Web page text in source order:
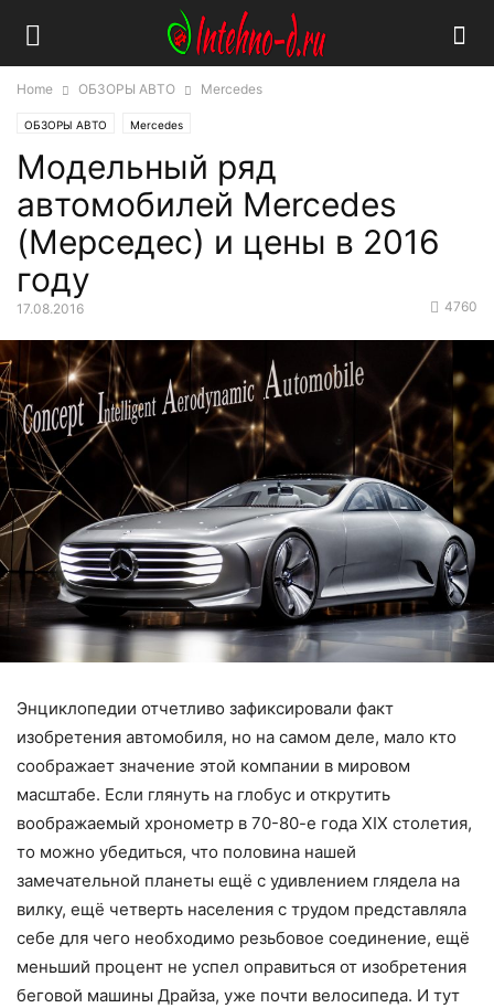
Home ОБЗОРЫ АВТО Mercedes
ОБЗОРЫ АВТО Mercedes
Модельный ряд
автомобилей Mercedes
(Мерседес) и цены в 2016
году
17.08.2016 4760
Энциклопедии отчетливо зафиксировали факт
изобретения автомобиля, но на самом деле, мало кто
соображает значение этой компании в мировом
масштабе. Если глянуть на глобус и открутить
воображаемый хронометр в 70-80-е года XIX столетия,
то можно убедиться, что половина нашей
замечательной планеты ещё с удивлением глядела на
вилку, ещё четверть населения с трудом представляла
себе для чего необходимо резьбовое соединение, ещё
меньший процент не успел оправиться от изобретения
беговой машины Драйза, уже почти велосипеда. И тут